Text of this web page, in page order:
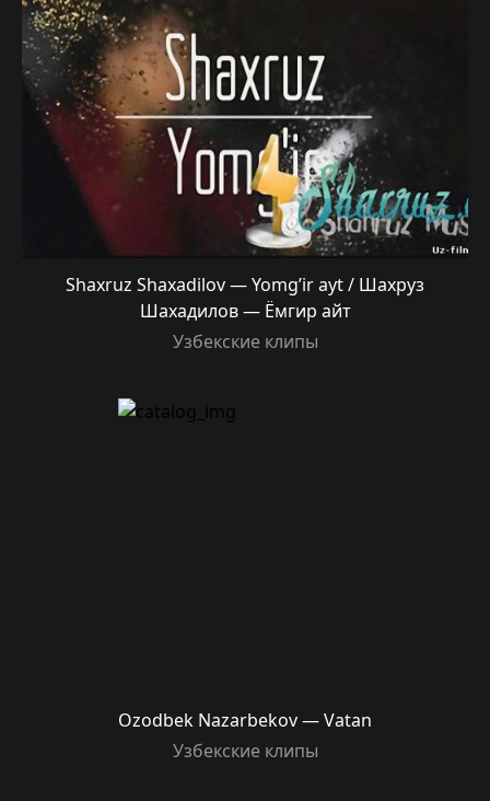
Shaxruz Shaxadilov — Yomg’ir ayt / Шахруз
Шахадилов — Ёмгир айт
Узбекские клипы
Ozodbek Nazarbekov — Vatan
Узбекские клипы